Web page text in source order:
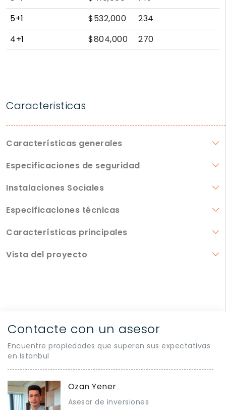
5+1
$532,000
234
4+1
$804,000 270
Caracteristicas
Características generales
Especificaciones de seguridad
Instalaciones Sociales
Especificaciones técnicas
Características principales
Vista del proyecto
Contacte con un asesor
Encuentre propiedades que superen sus expectativas
en Istanbul
Ozan Yener
Asesor de inversiones